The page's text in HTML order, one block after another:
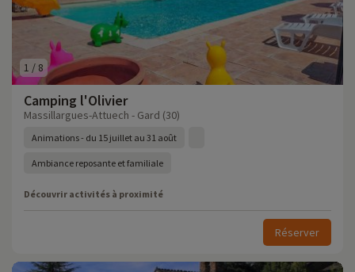
1 / 8
Camping l'Olivier
Massillargues-Attuech - Gard (30)
Animations - du 15 juillet au 31 août
Ambiance reposante et familiale
Découvrir activités à proximité
Réserver